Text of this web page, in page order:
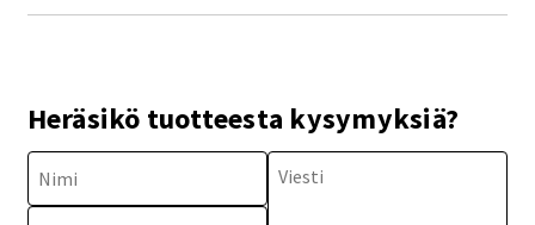
Heräsikö tuotteesta kysymyksiä?